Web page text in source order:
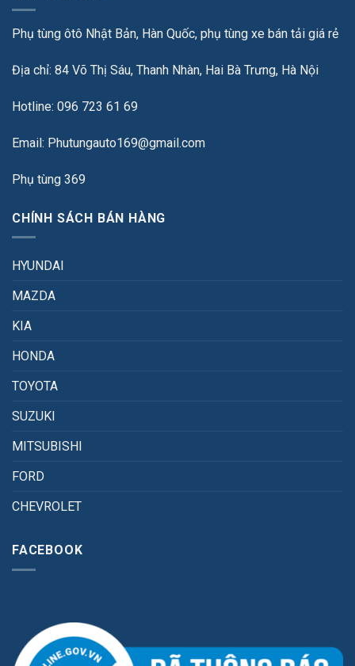
Phụ tùng ôtô Nhật Bản, Hàn Quốc, phụ tùng xe bán tải giá rẻ
Địa chỉ: 84 Võ Thị Sáu, Thanh Nhàn, Hai Bà Trưng, Hà Nội
Hotline: 096 723 61 69
Email: Phutungauto169@gmail.com
Phụ tùng 369
CHÍNH SÁCH BÁN HÀNG
HYUNDAI
MAZDA
KIA
HONDA
TOYOTA
SUZUKI
MITSUBISHI
FORD
CHEVROLET
FACEBOOK